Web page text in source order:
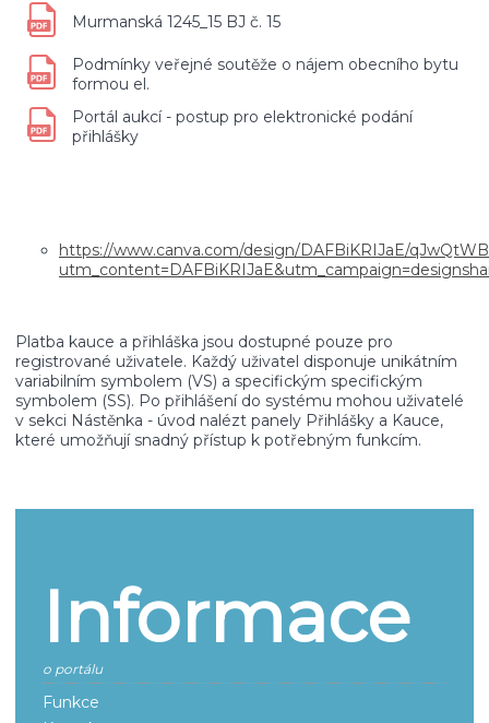
Murmanská 1245_15 BJ č. 15
Podmínky veřejné soutěže o nájem obecního bytu
formou el.
Portál aukcí - postup pro elektronické podání
přihlášky
https://www.canva.com/design/DAFBiKRIJaE/
Platba kauce a přihláška jsou dostupné pouze pro
registrované uživatele. Každý uživatel disponuje unikátním
variabilním symbolem (VS) a specifickým specifickým
symbolem (SS). Po přihlášení do systému mohou uživatelé
v sekci Nástěnka - úvod nalézt panely Přihlášky a Kauce,
které umožňují snadný přístup k potřebným funkcím.
Informace
o portálu
Funkce